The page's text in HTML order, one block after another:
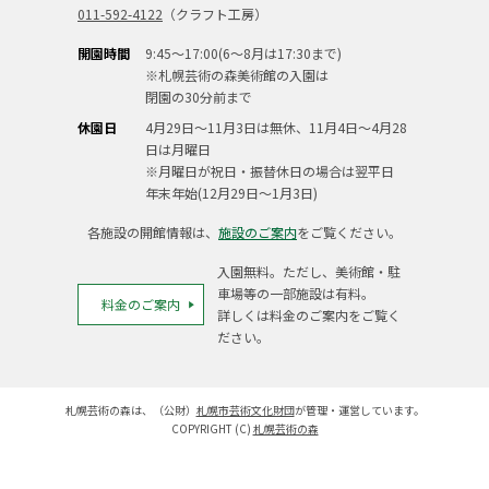
011-592-4122 （クラフト工房）
開園時間
9:45～17:00(6～8月は17:30まで)
※札幌芸術の森美術館の入園は
閉園の30分前まで
休園日
4月29日～11月3日は無休、11月4日～4月28
日は月曜日
※月曜日が祝日・振替休日の場合は翌平日
年末年始(12月29日～1月3日)
各施設の開館情報は、 施設のご案内をご覧ください。
料金のご案内
入園無料。ただし、美術館・駐
車場等の一部施設は有料。
詳しくは料金のご案内をご覧く
ださい。
札幌芸術の森は、（公財） 札幌市芸術文化財団が管理・運営しています。
COPYRIGHT (C) 札幌芸術の森